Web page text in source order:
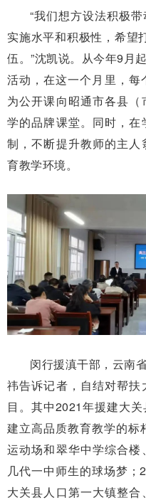
“我们想方设法积极
实施水平和积极性，希望
伍。”沈凯说。从今年9月
活动，在这一个月里，
为公开课向昭通市各县
学的品牌课堂。同时，
制，不断提升教师的主
育教学环境。
闵行援滇干部，云南
祎告诉记者，自结对帮
目。其中2021年援建大
建立高品质教育教学的标
运动场和翠华中学综合
几代一中师生的球场梦
大关县人口第一大镇整